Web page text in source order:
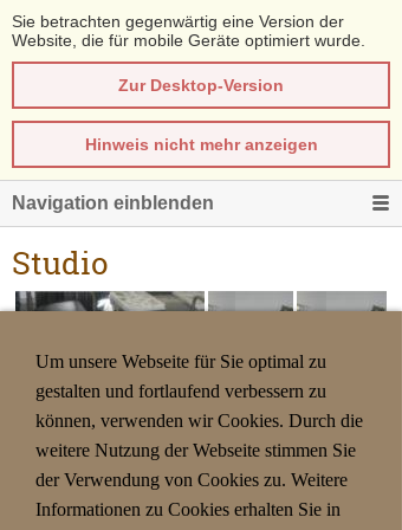
Sie betrachten gegenwärtig eine Version der
Website, die für mobile Geräte optimiert wurde.
Zur Desktop-Version
Hinweis nicht mehr anzeigen
Navigation einblenden
Studio
Um unsere Webseite für Sie optimal zu
gestalten und fortlaufend verbessern zu
können, verwenden wir Cookies. Durch die
weitere Nutzung der Webseite stimmen Sie
der Verwendung von Cookies zu. Weitere
Informationen zu Cookies erhalten Sie in